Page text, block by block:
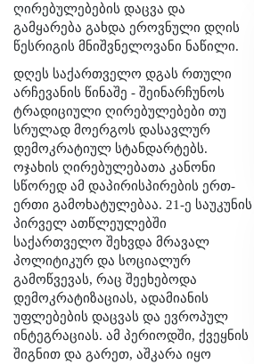
ღირებულებების დაცვა და
გამყარება გახდა ეროვნული დღის
წესრიგის მნიშვნელოვანი ნაწილი.
დღეს საქართველო დგას რთული
არჩევანის წინაშე - შეინარჩუნოს
ტრადიციული ღირებულებები თუ
სრულად მოერგოს დასავლურ
დემოკრატიულ სტანდარტებს.
ოჯახის ღირებულებათა კანონი
სწორედ ამ დაპირისპირების ერთ-
ერთი გამოხატულებაა. 21-ე საუკუნის
პირველ ათწლეულებში
საქართველო შეხვდა მრავალ
პოლიტიკურ და სოციალურ
გამოწვევას, რაც შეეხებოდა
დემოკრატიზაციას, ადამიანის
უფლებების დაცვას და ევროპულ
ინტეგრაციას. ამ პერიოდში, ქვეყნის
შიგნით და გარეთ, აშკარა იყო